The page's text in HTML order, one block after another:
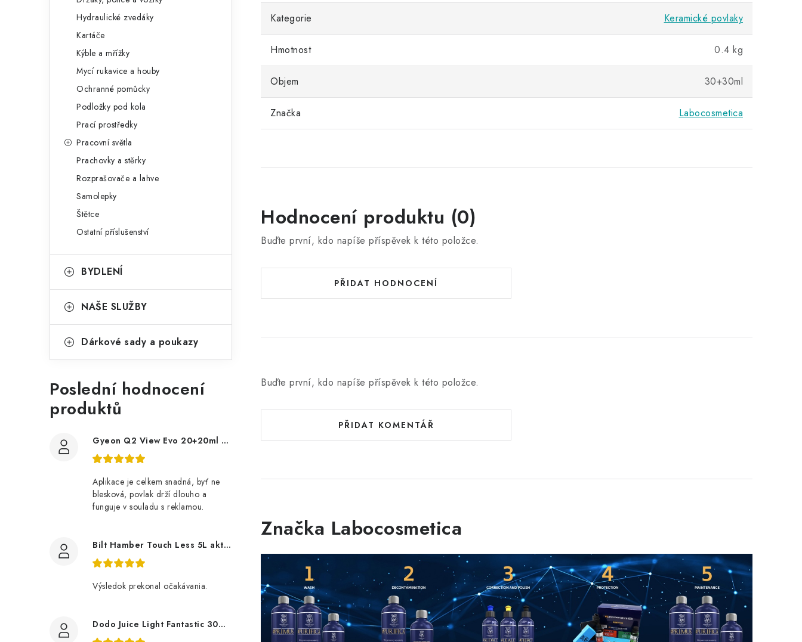
Hydraulické zvedáky
Kartáče
Kýble a mřížky
Mycí rukavice a houby
Ochranné pomůcky
Podložky pod kola
Prací prostředky
Pracovní světla
Prachovky a stěrky
Rozprašovače a lahve
Samolepky
Štětce
Ostatní příslušenství
BYDLENÍ
NAŠE SLUŽBY
Dárkové sady a poukazy
Poslední hodnocení
produktů
Gyeon Q2 View Evo 20+20ml nanopovlak na okna
Aplikace je celkem snadná, byť ne
blesková, povlak drží dlouho a
funguje v souladu s reklamou.
Bilt Hamber Touch Less 5L aktivní pěna
Výsledok prekonal očakávania.
Dodo Juice Light Fantastic 30ml měkký vosk
Kategorie Keramické povlaky
Hmotnost 0.4 kg
Objem 30+30ml
Značka Labocosmetica
Hodnocení produktu (0)
Buďte první, kdo napíše příspěvek k této položce.
PŘIDAT HODNOCENÍ
Buďte první, kdo napíše příspěvek k této položce.
PŘIDAT KOMENTÁŘ
Značka Labocosmetica